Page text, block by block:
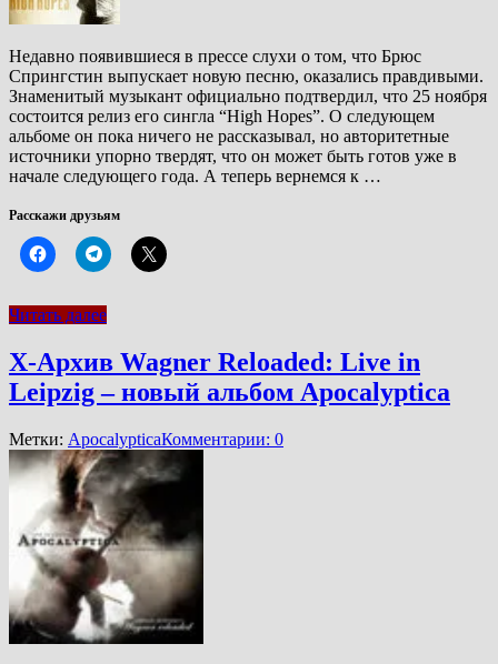
Недавно появившиеся в прессе слухи о том, что Брюс
Спрингстин выпускает новую песню, оказались правдивыми.
Знаменитый музыкант официально подтвердил, что 25 ноября
состоится релиз его сингла “High Hopes”. О следующем
альбоме он пока ничего не рассказывал, но авторитетные
источники упорно твердят, что он может быть готов уже в
начале следующего года. А теперь вернемся к …
Расскажи друзьям
Читать далее
Х-Архив Wagner Reloaded: Live in
Leipzig – новый альбом Apocalyptica
Метки: ApocalypticaКомментарии: 0